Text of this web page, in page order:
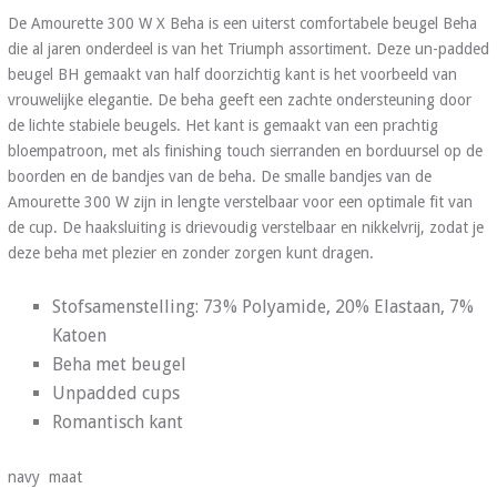
De Amourette 300 W X Beha is een uiterst comfortabele beugel Beha
die al jaren onderdeel is van het Triumph assortiment. Deze un-padded
beugel BH gemaakt van half doorzichtig kant is het voorbeeld van
vrouwelijke elegantie. De beha geeft een zachte ondersteuning door
de lichte stabiele beugels. Het kant is gemaakt van een prachtig
bloempatroon, met als finishing touch sierranden en borduursel op de
boorden en de bandjes van de beha. De smalle bandjes van de
Amourette 300 W zijn in lengte verstelbaar voor een optimale fit van
de cup. De haaksluiting is drievoudig verstelbaar en nikkelvrij, zodat je
deze beha met plezier en zonder zorgen kunt dragen.
Stofsamenstelling: 73% Polyamide, 20% Elastaan, 7%
Katoen
Beha met beugel
Unpadded cups
Romantisch kant
navy maat